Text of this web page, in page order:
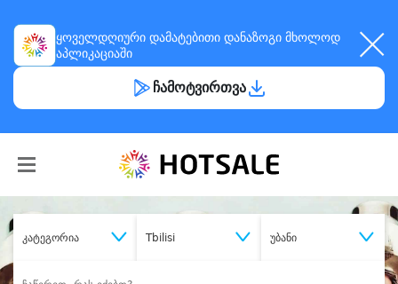
ყოველდღიური დამატებითი დანაზოგი მხოლოდ
აპლიკაციაში
ჩამოტვირთვა
კატეგორია Tbilisi უბანი